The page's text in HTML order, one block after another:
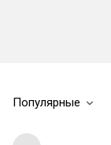
Популярные